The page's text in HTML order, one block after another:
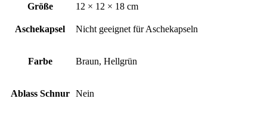
Größe
12 × 12 × 18 cm
Aschekapsel Nicht geeignet für Aschekapseln
Farbe Braun, Hellgrün
Ablass Schnur Nein